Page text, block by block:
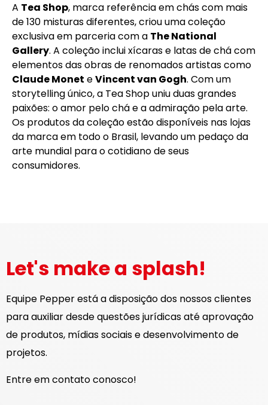
A Tea Shop, marca referência em chás com mais
de 130 misturas diferentes, criou uma coleção
exclusiva em parceria com a The National
Gallery. A coleção inclui xícaras e latas de chá com
elementos das obras de renomados artistas como
Claude Monet eVincent van Gogh. Com um
storytelling único, a Tea Shop uniu duas grandes
paixões: o amor pelo chá e a admiração pela arte.
Os produtos da coleção estão disponíveis nas lojas
da marca em todo o Brasil, levando um pedaço da
arte mundial para o cotidiano de seus
consumidores.
Let's make a splash!
Equipe Pepper está a disposição dos nossos clientes
para auxiliar desde questões jurídicas até aprovação
de produtos, mídias sociais e desenvolvimento de
projetos.
Entre em contato conosco!